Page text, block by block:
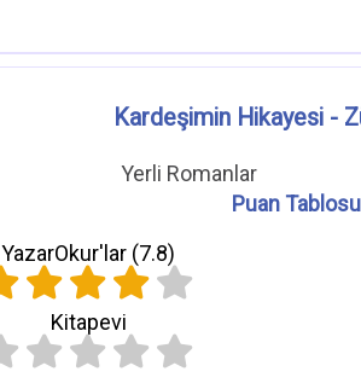
Kardeşimin Hikayesi -
Yerli Romanlar
Puan Tablosu
YazarOkur'lar (7.8)
Kitapevi